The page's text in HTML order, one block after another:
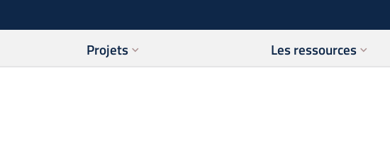
Projets Les ressources